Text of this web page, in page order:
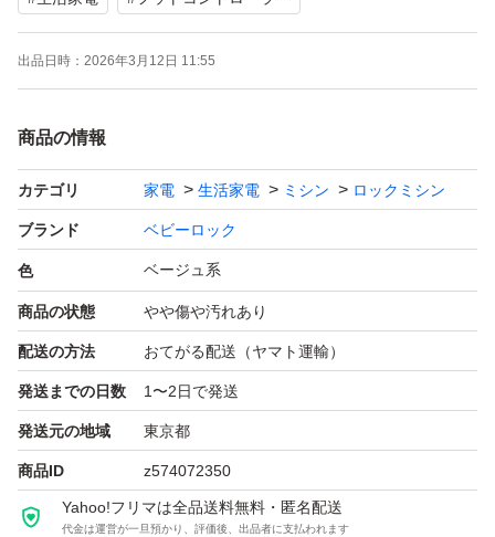
ロックミシン初心者の方でも使いやすいです。
【メーカー】・ベビーロック
【 品名 】・KURAI-MUKI KM-504
【 定価 】・メーカー希望小売価格155,000円
【 寸法 】・タテ280ヨコ340タカサ290mm 重さ7.7kg
【ステッチ】・２本針４本ロック、１本針３本糸オーバー
ロック、１本針２本糸ロック、巻きロック縫い
【 機能 】・エアースルーシステム（自動エア糸通し）
・ワンタッチメスロック
・手元ランプ
・差動送り機能
・巻きロックダイヤルワンタッチ切り替え
出品日時： 2026年3月12日 11:55
商品の情報
カテゴリ 家電 生活家電 ミシン ロックミシン
ブランド ベビーロック
色 ベージュ系
商品の状態 やや傷や汚れあり
配送の方法 おてがる配送（ヤマト運輸）
発送までの日数 1〜2日で発送
発送元の地域 東京都
商品ID z574072350
Yahoo!フリマは全品送料無料・匿名配送
代金は運営が一旦預かり、評価後、出品者に支払われます